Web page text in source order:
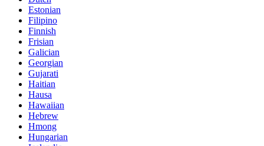
Estonian
Filipino
Finnish
Frisian
Galician
Georgian
Gujarati
Haitian
Hausa
Hawaiian
Hebrew
Hmong
Hungarian